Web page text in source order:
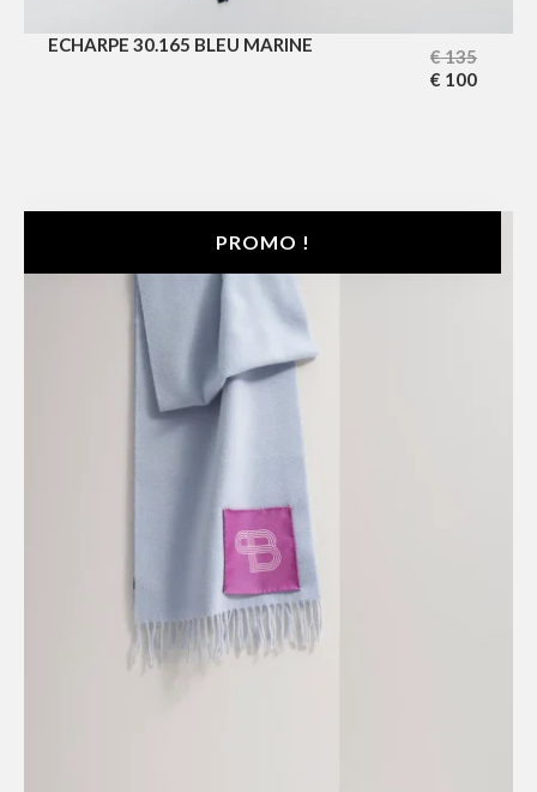
ECHARPE 30.165 BLEU MARINE
€135
€ 100
PROMO !